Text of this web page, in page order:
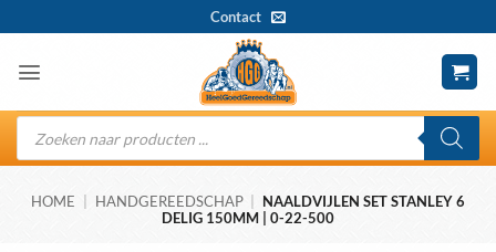
naar
inhoud
Contact
Producten
zoeken
HOME HANDGEREEDSCHAP
NAALDVIJLEN SET STANLEY 6
DELIG 150MM | 0-22-500